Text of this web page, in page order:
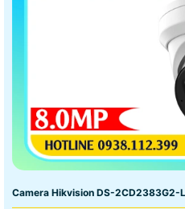
Camera Hikvision DS-2CD2383G2-